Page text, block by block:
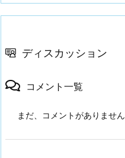
ディスカッション
コメント一覧
まだ、コメントがありません